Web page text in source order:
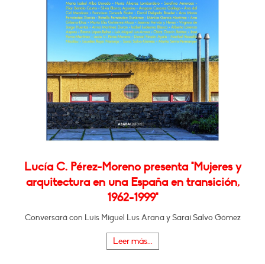
Lucía C. Pérez-Moreno presenta "Mujeres y
arquitectura en una España en transición,
1962-1999"
Conversará con Luis Miguel Lus Arana y Sarai Salvo Gómez
Leer más...